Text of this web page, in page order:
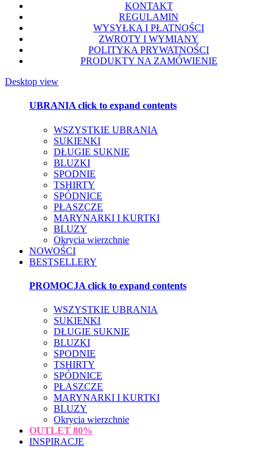
KONTAKT
REGULAMIN
WYSYŁKA I PŁATNOŚCI
ZWROTY I WYMIANY
POLITYKA PRYWATNOŚCI
PRODUKTY NA ZAMÓWIENIE
Desktop view
UBRANIAclick to expand contents
WSZYSTKIE UBRANIA
SUKIENKI
DŁUGIE SUKNIE
BLUZKI
SPODNIE
TSHIRTY
SPÓDNICE
PŁASZCZE
MARYNARKI I KURTKI
BLUZY
Okrycia wierzchnie
NOWOŚCI
BESTSELLERY
PROMOCJA click to expand contents
WSZYSTKIE UBRANIA
SUKIENKI
DŁUGIE SUKNIE
BLUZKI
SPODNIE
TSHIRTY
SPÓDNICE
PŁASZCZE
MARYNARKI I KURTKI
BLUZY
Okrycia wierzchnie
OUTLET 80%
INSPIRACJE